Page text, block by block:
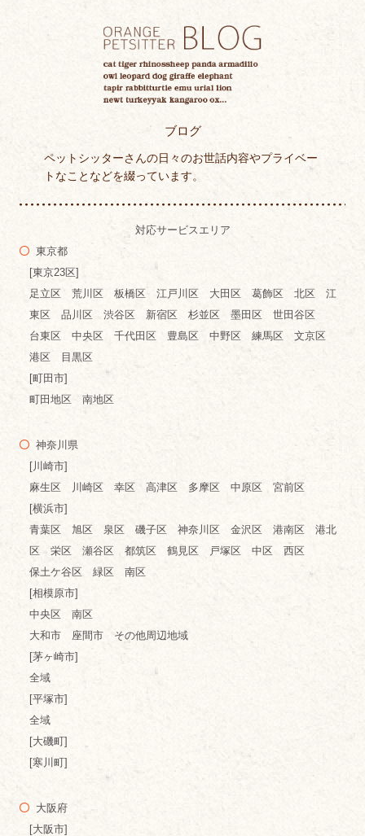
ブログ
ペットシッターさんの日々のお世話内容やプライベー
トなことなどを綴っています。
対応サービスエリア
東京都
[東京23区]
足立区 荒川区 板橋区 江戸川区 大田区 葛飾区 北区 江
東区 品川区 渋谷区 新宿区 杉並区 墨田区 世田谷区
台東区 中央区 千代田区 豊島区 中野区 練馬区 文京区
港区 目黒区
[町田市]
町田地区 南地区
神奈川県
[川崎市]
麻生区 川崎区 幸区 高津区 多摩区 中原区 宮前区
[横浜市]
青葉区 旭区 泉区 磯子区 神奈川区 金沢区 港南区 港北
区 栄区 瀬谷区 都筑区 鶴見区 戸塚区 中区 西区
保土ケ谷区 緑区 南区
[相模原市]
中央区 南区
大和市 座間市 その他周辺地域
[茅ヶ崎市]
全域
[平塚市]
全域
[大磯町]
[寒川町]
大阪府
[大阪市]